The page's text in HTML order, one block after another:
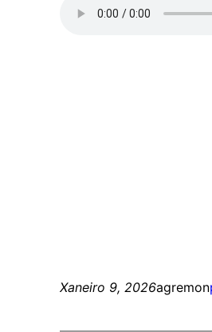
Xaneiro 9, 2026agremon